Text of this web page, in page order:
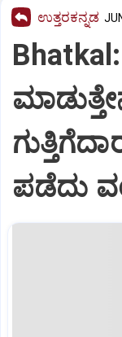
ಉತ್ತರಕನ್ನಡ
ಪಡೆದು